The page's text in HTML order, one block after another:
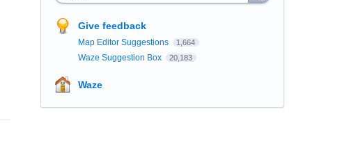
Give feedback
Map Editor Suggestions 1,664
Waze Suggestion Box 20,183
Waze